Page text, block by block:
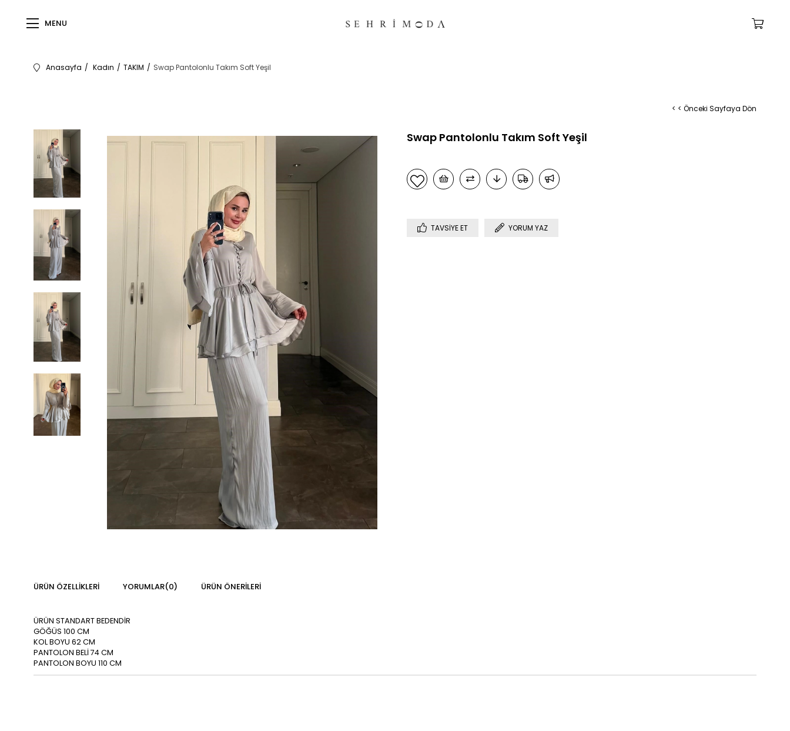
MENU
Anasayfa Kadın TAKIM Swap Pantolonlu Takım Soft Yeşil
< < Önceki Sayfaya Dön
Swap Pantolonlu Takım Soft Yeşil
TAVSIYE ET YORUM YAZ
ÜRÜN ÖZELLIKLERI YORUMLAR(0) ÜRÜN ÖNERILERI
ÜRÜN STANDART BEDENDİR
GÖĞÜS 100 CM
KOL BOYU 62 CM
PANTOLON BELİ 74 CM
PANTOLON BOYU 110 CM